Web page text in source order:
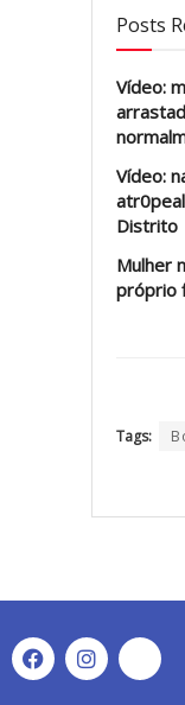
Posts
Vídeo:
Vídeo:
Distrito
Mulher
próprio
Tags: